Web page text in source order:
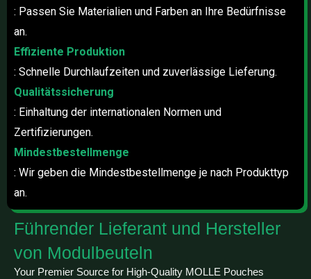
Führender Lieferant und Hersteller
von Modulbeuteln
Your Premier Source for High-Quality MOLLE Pouches
: Passen Sie Materialien und Farben an Ihre Bedürfnisse
an.
Effiziente Produktion
: Schnelle Durchlaufzeiten und zuverlässige Lieferung.
Qualitätssicherung
: Einhaltung der internationalen Normen und
Zertifizierungen.
Mindestbestellmenge
: Wir geben die Mindestbestellmenge je nach Produkttyp
an.